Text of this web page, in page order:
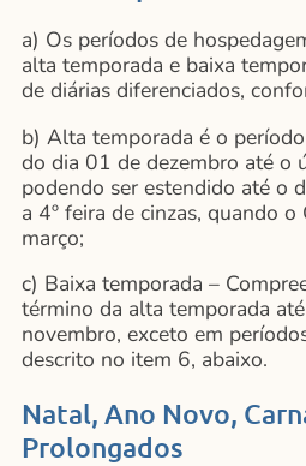
a) Os períodos de
alta temporada e baixa
de diárias diferenciados,
b) Alta temporada é o
do dia 01 de dezembro até o
podendo ser estendido até o
a 4º feira de cinzas, quando
março;
c) Baixa temporada –
término da alta temporada
novembro, exceto em
descrito no item 6, abaixo.
Natal, Ano Novo,
Prolongados